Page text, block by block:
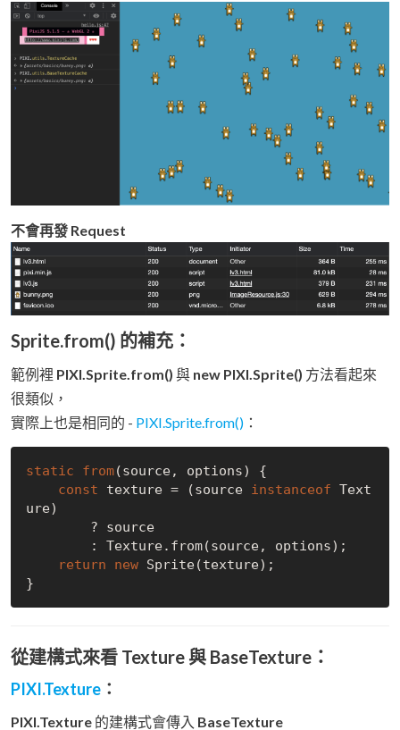
不會再發 Request
Sprite.from() 的補充：
範例裡 PIXI.Sprite.from() 與 new PIXI.Sprite() 方法看起來
很類似，
實際上也是相同的 - PIXI.Sprite.from() ：
static from(source, options) {
const texture = (source instanceof Text
ure)
return
new Sprite(texture);
從建構式來看 Texture 與 BaseTexture：
PIXI.Texture ：
PIXI.Texture 的建構式會傳入 BaseTexture